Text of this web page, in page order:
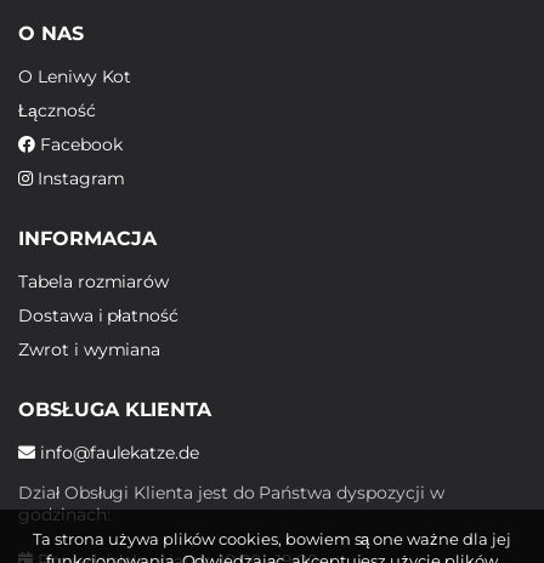
O NAS
O Leniwy Kot
Łączność
Facebook
Instagram
INFORMACJA
Tabela rozmiarów
Dostawa i płatność
Zwrot i wymiana
OBSŁUGA KLIENTA
info@faulekatze.de
Dział Obsługi Klienta jest do Państwa dyspozycji w
godzinach:
Ta strona używa plików cookies, bowiem są one ważne dla jej